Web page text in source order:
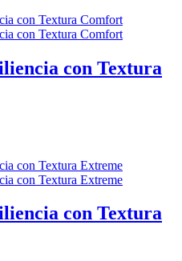
con Textura
con Textura